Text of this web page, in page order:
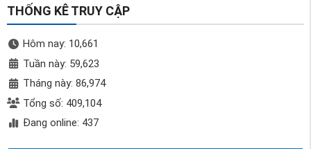
THỐNG KÊ TRUY CẬP
Hôm nay: 10,661
Tuần này: 59,623
Tháng này: 86,974
Tổng số: 409,104
Đang online: 437